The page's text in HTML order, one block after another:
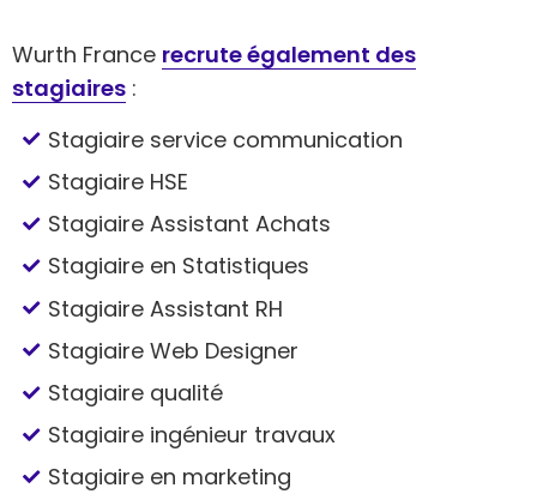
Wurth France recrute également des
stagiaires :
Stagiaire service communication
Stagiaire HSE
Stagiaire Assistant Achats
Stagiaire en Statistiques
Stagiaire Assistant RH
Stagiaire Web Designer
Stagiaire qualité
Stagiaire ingénieur travaux
Stagiaire en marketing